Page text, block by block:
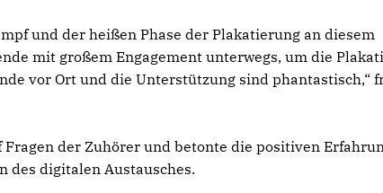
und der heißen Phase der Plakatierung an diesem
mit großem Engagement unterwegs, um die
vor Ort und die Unterstützung sind phantastisch,“
der Zuhörer und betonte die positiven
des digitalen Austausches.